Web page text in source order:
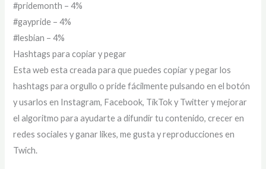
#pridemonth – 4%
#gaypride – 4%
#lesbian – 4%
Hashtags para copiar y pegar
Esta web esta creada para que puedes copiar y pegar los
hashtags para orgullo o pride fácilmente pulsando en el botón
y usarlos en Instagram, Facebook, TikTok y Twitter y mejorar
el algoritmo para ayudarte a difundir tu contenido, crecer en
redes sociales y ganar likes, me gusta y reproducciones en
Twich.